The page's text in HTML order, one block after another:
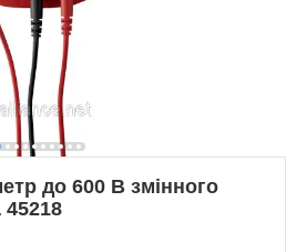
до 600 В змінного
45218